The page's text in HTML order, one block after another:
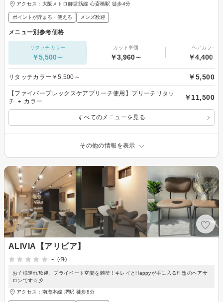
アクセス：大阪メトロ御堂筋線 心斎橋駅 徒歩4分
ポイントが貯まる・使える メンズ歓迎
メニュー別参考価格
リタッチカラー
￥5,500～
カット単価
￥3,960～
ヘアカラー
￥4,400～
リタッチカラー￥5,500～ ￥5,500
【ファイバープレックスケアブリーチ使用】ブリーチリタッ
チ ＋ カラー
￥11,500
すべてのメニューを見る
その他の情報を表示
ALIVIA【アリビア】
-
(-件)
お子様連れ歓迎、プライベート空間を満喫！キレイとHappyが手に入る理想のヘアサ
ロンです☆彡
アクセス：南海本線 堺駅 徒歩8分